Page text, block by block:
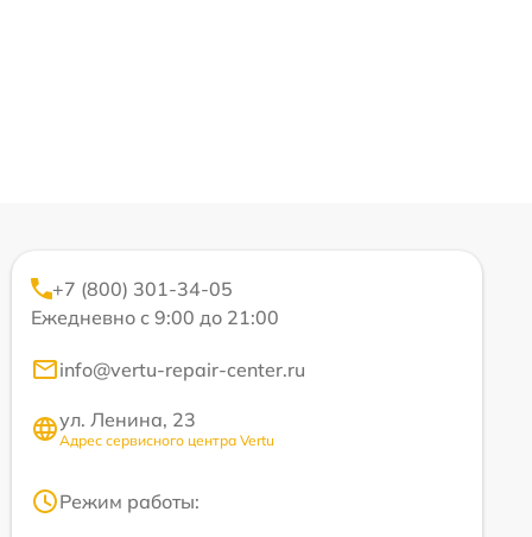
+7 (800) 301-34-05
Ежедневно с 9:00 до 21:00
info@vertu-repair-center.ru
ул. Ленина, 23
Адрес сервисного центра Vertu
Режим работы: